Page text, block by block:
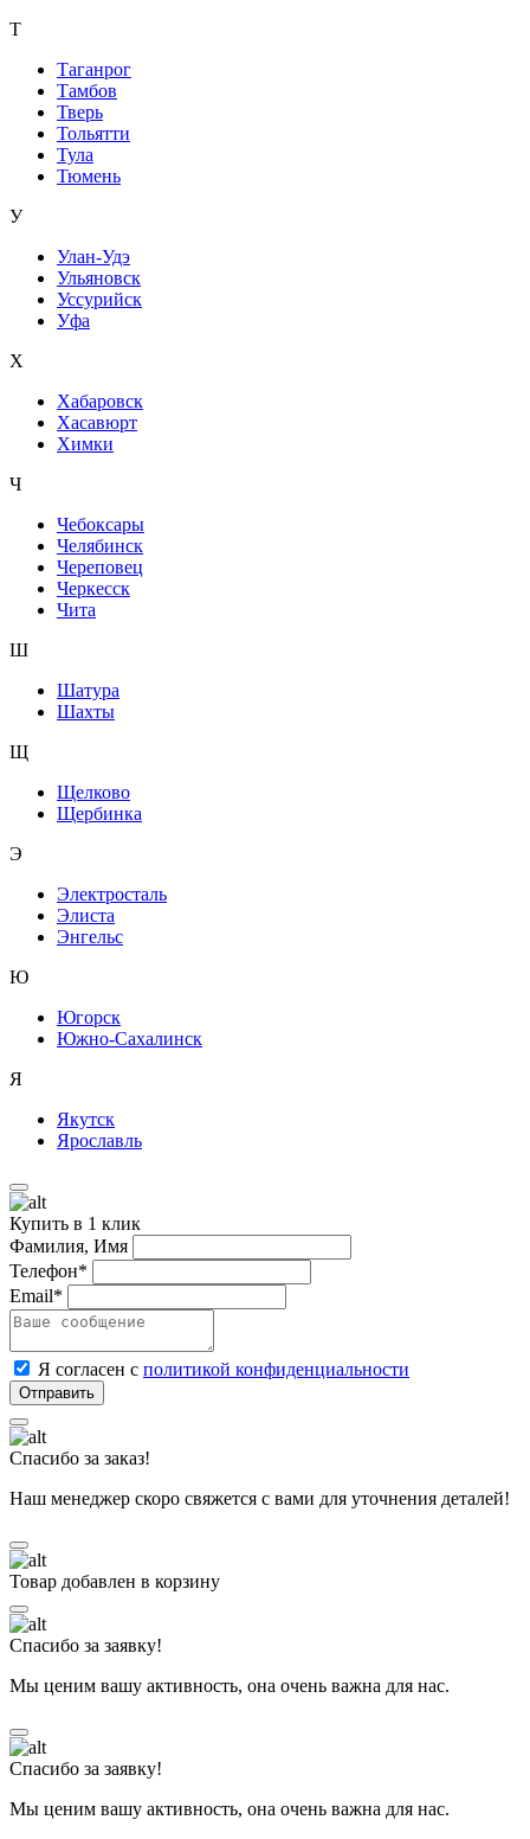
Т
Таганрог
Тамбов
Тверь
Тольятти
Тула
Тюмень
У
Улан-Удэ
Ульяновск
Уссурийск
Уфа
Х
Хабаровск
Хасавюрт
Химки
Ч
Чебоксары
Челябинск
Череповец
Черкесск
Чита
Ш
Шатура
Шахты
Щ
Щелково
Щербинка
Э
Электросталь
Элиста
Энгельс
Ю
Югорск
Южно-Сахалинск
Я
Якутск
Ярославль
Купить в 1 клик
Фамилия, Имя
Телефон*
Email*
Я согласен с политикой конфиденциальности
Спасибо за заказ!
Наш менеджер скоро свяжется с вами для уточнения деталей!
Товар добавлен в корзину
Спасибо за заявку!
Мы ценим вашу активность, она очень важна для нас.
Спасибо за заявку!
Мы ценим вашу активность, она очень важна для нас.